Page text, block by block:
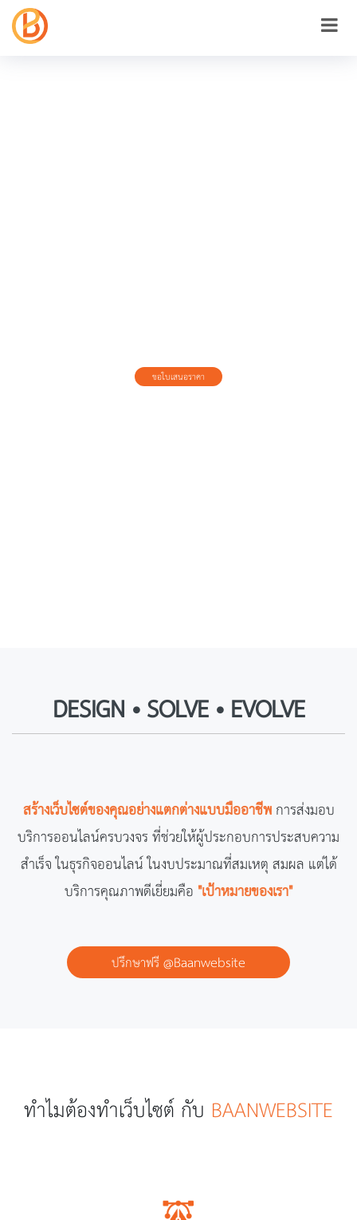
ขอใบเสนอราคา
DESIGN • SOLVE • EVOLVE
สร้างเว็บไซต์ของคุณอย่างแตกต่างแบบมืออาชีพการส่งมอบ
บริการออนไลน์ครบวงจรที่ช่วยให้ผู้ประกอบการประสบความ
สำเร็จ ในธุรกิจออนไลน์ในงบประมาณที่สมเหตุ สมผล แต่ได้
บริการคุณภาพดีเยี่ยมคือ "เป้าหมายของเรา"
ปรึกษาฟรี@Baanwebsite
ทำไมต้องทำเว็บไซต์ กับ BAANWEBSITE